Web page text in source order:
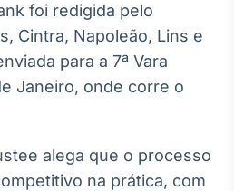
inteligente de
notícias e
conteúdos
Broadcast
plataforma para
analisar fundos
de investimento
foi redigida pelo
Cintra, Napoleão, Lins e
para a 7ª Vara
Janeiro, onde corre o
alega que o processo
na prática, com